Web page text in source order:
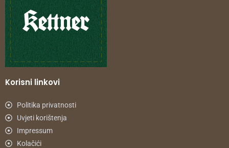
Korisni linkovi
Politika privatnosti
Uvjeti korištenja
Impressum
Kolačići